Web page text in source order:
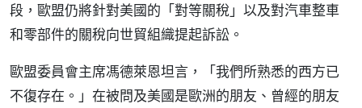
段，歐盟仍將針對美國的「對等關稅」以及對汽車整車
和零部件的關稅向世貿組織提起訴訟。
歐盟委員會主席馮德萊恩坦言，「我們所熟悉的西方已
不復存在。」在被問及美國是歐洲的朋友、曾經的朋友